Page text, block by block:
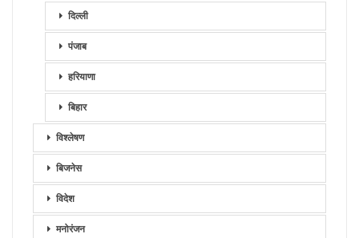
दिल्ली
पंजाब
हरियाणा
बिहार
विश्लेषण
बिजनेस
विदेश
मनोरंजन